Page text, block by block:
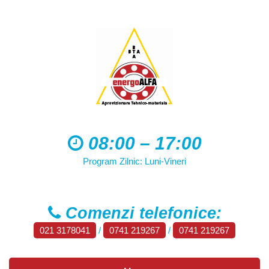
08:00 – 17:00
Program Zilnic: Luni-Vineri
Comenzi telefonice:
021 3178041 / 0741 219267 / 0741 219267